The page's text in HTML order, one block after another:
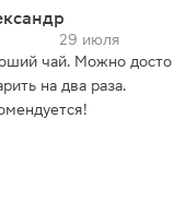
29 июля
чай. Можно
на два раза.